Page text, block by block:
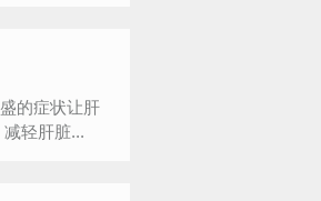
的症状让肝
轻肝脏...